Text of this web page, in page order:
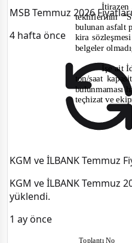
MSB Temmuz 2026
4 hafta önce
KGM ve İLBANK Temmuz
KGM ve İLBANK Temmuz
yüklendi.
1 ay önce
İtirazen
tekliflerinin
bulunan asfalt
kira
belgeler
İşe ait
ton/saat
bulunmaması
teçhizat ve
ToplantıNo